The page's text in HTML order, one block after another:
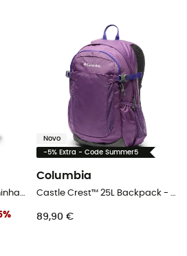
%
Novo
-5% Extra - Code Summer5
Columbia
89,90 €